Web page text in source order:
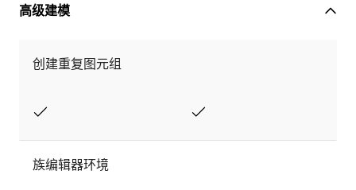
高级建模
创建重复图元组
族编辑器环境